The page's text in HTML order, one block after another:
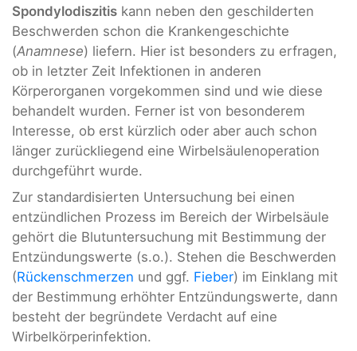
Spondylodiszitis kann neben den geschilderten
Beschwerden schon die Krankengeschichte
(Anamnese) liefern. Hier ist besonders zu erfragen,
ob in letzter Zeit Infektionen in anderen
Körperorganen vorgekommen sind und wie diese
behandelt wurden. Ferner ist von besonderem
Interesse, ob erst kürzlich oder aber auch schon
länger zurückliegend eine Wirbelsäulenoperation
durchgeführt wurde.
Zur standardisierten Untersuchung bei einen
entzündlichen Prozess im Bereich der Wirbelsäule
gehört die Blutuntersuchung mit Bestimmung der
Entzündungswerte (s.o.). Stehen die Beschwerden
(Rückenschmerzen und ggf. Fieber) im Einklang mit
der Bestimmung erhöhter Entzündungswerte, dann
besteht der begründete Verdacht auf eine
Wirbelkörperinfektion.